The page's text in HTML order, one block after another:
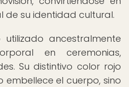
de su identidad cultural.
ancestralmente
en ceremonias,
Su distintivo color rojo
el cuerpo, sino